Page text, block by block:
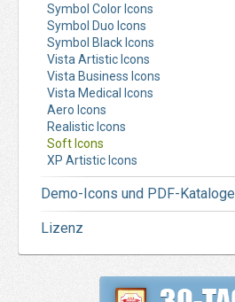
Symbol Color Icons
Symbol Duo Icons
Symbol Black Icons
Vista Artistic Icons
Vista Business Icons
Vista Medical Icons
Aero Icons
Realistic Icons
Soft Icons
XP Artistic Icons
Demo-Icons und PDF-Kataloge
Lizenz